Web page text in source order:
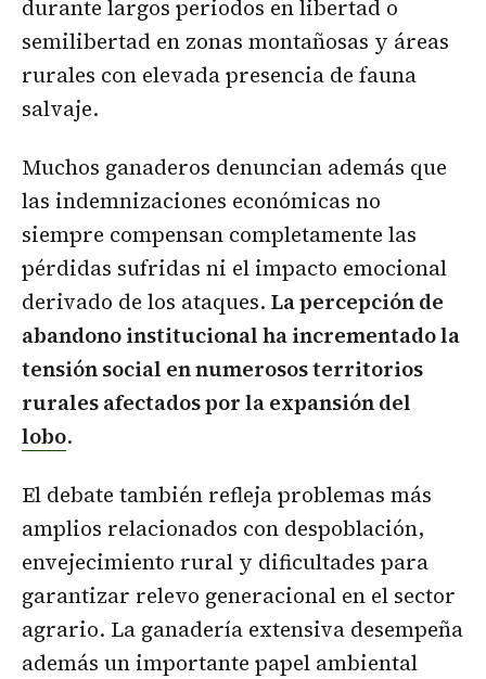
durante largos periodos en libertad o
semilibertad en zonas montañosas y áreas
rurales con elevada presencia de fauna
salvaje.
Muchos ganaderos denuncian además que
las indemnizaciones económicas no
siempre compensan completamente las
pérdidas sufridas ni el impacto emocional
derivado de los ataques. La percepción de
abandono institucional ha incrementado la
tensión social en numerosos territorios
rurales afectados por la expansión del
lobo.
El debate también refleja problemas más
amplios relacionados con despoblación,
envejecimiento rural y dificultades para
garantizar relevo generacional en el sector
agrario. La ganadería extensiva desempeña
además un importante papel ambiental